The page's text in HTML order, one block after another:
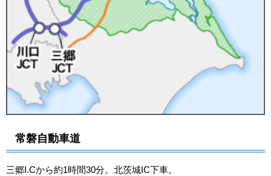
常磐自動車道
三郷I.Cから約1時間30分。北茨城IC下車。